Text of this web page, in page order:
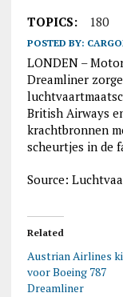
TOPICS: 180
POSTED BY:
LONDEN –
Dreamliner
British Airways
krachtbronnen
scheurtjes in de
Source:
Related
Austrian Airlines
voor Boeing 787
Dreamliner